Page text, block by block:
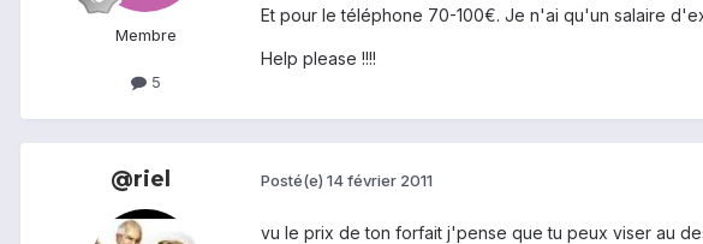
Membre
5
Et pour le téléphone 70-100€. Je n'ai qu'un salaire
Help please !!!!
@riel Posté(e) 14 février 2011
vu le prix de ton forfait j'pense que tu peux viser au